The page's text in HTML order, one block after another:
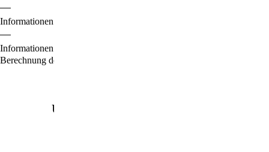
Informationen zu den Zahlungsoptionen finden Sie
Informationen für den Standardversand, zur Lieferung und zur
Berechnung der Lieferfrist finden Sie
Unsere beliebtesten Produkte